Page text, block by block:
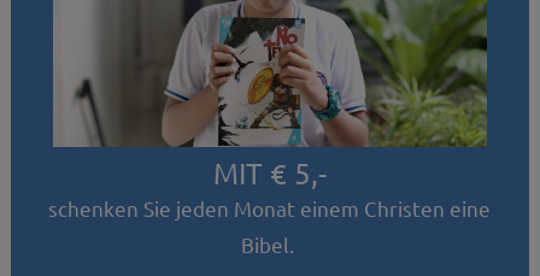
MIT € 5,-
schenken Sie jeden Monat einem Christen eine
Bibel.